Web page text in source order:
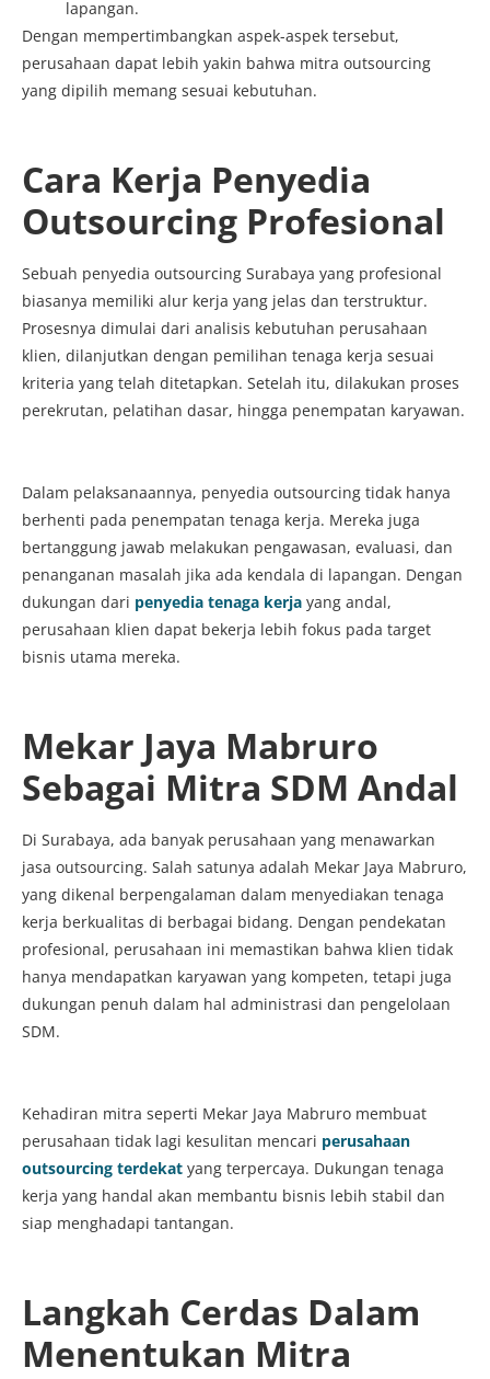
lapangan.
Dengan mempertimbangkan aspek-aspek tersebut,
perusahaan dapat lebih yakin bahwa mitra outsourcing
yang dipilih memang sesuai kebutuhan.
Cara Kerja Penyedia
Outsourcing Profesional
Sebuah penyedia outsourcing Surabaya yang profesional
biasanya memiliki alur kerja yang jelas dan terstruktur.
Prosesnya dimulai dari analisis kebutuhan perusahaan
klien, dilanjutkan dengan pemilihan tenaga kerja sesuai
kriteria yang telah ditetapkan. Setelah itu, dilakukan proses
perekrutan, pelatihan dasar, hingga penempatan karyawan.
Dalam pelaksanaannya, penyedia outsourcing tidak hanya
berhenti pada penempatan tenaga kerja. Mereka juga
bertanggung jawab melakukan pengawasan, evaluasi, dan
penanganan masalah jika ada kendala di lapangan. Dengan
dukungan dari penyedia tenaga kerja yang andal,
perusahaan klien dapat bekerja lebih fokus pada target
bisnis utama mereka.
Mekar Jaya Mabruro
Sebagai Mitra SDM Andal
Di Surabaya, ada banyak perusahaan yang menawarkan
jasa outsourcing. Salah satunya adalah Mekar Jaya Mabruro,
yang dikenal berpengalaman dalam menyediakan tenaga
kerja berkualitas di berbagai bidang. Dengan pendekatan
profesional, perusahaan ini memastikan bahwa klien tidak
hanya mendapatkan karyawan yang kompeten, tetapi juga
dukungan penuh dalam hal administrasi dan pengelolaan
SDM.
Kehadiran mitra seperti Mekar Jaya Mabruro membuat
perusahaan tidak lagi kesulitan mencari perusahaan
outsourcing terdekat yang terpercaya. Dukungan tenaga
kerja yang handal akan membantu bisnis lebih stabil dan
siap menghadapi tantangan.
Langkah Cerdas Dalam
Menentukan Mitra